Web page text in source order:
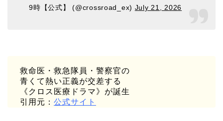
9時【公式】 (@crossroad_ex) July 21, 2026
救命医・救急隊員・警察官の
青くて熱い正義が交差する
《クロス医療ドラマ》が誕生
引用元： 公式サイト
privacy policy